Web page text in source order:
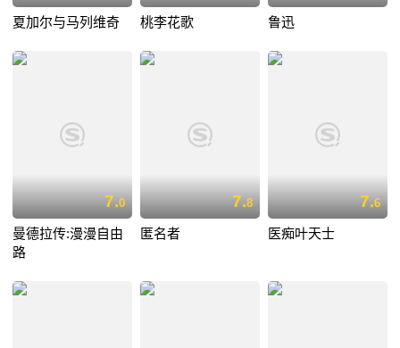
夏加尔与马列维奇 桃李花歌 鲁迅
7.0
曼德拉传:漫漫自由
路
7.8
匿名者
7.6
医痴叶天士